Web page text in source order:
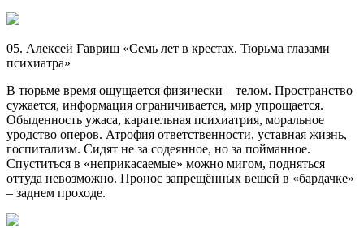
05. Алексей Гавриш «Семь лет в крестах. Тюрьма глазами
психиатра»
В тюрьме время ощущается физически – телом. Пространство
сужается, информация ограничивается, мир упрощается.
Обыденность ужаса, карательная психиатрия, моральное
уродство оперов. Атрофия ответственности, уставная жизнь,
госпитализм. Сидят не за содеянное, но за пойманное.
Спуститься в «неприкасаемые» можно мигом, подняться
оттуда невозможно. Пронос запрещённых вещей в «бардачке»
– заднем проходе.